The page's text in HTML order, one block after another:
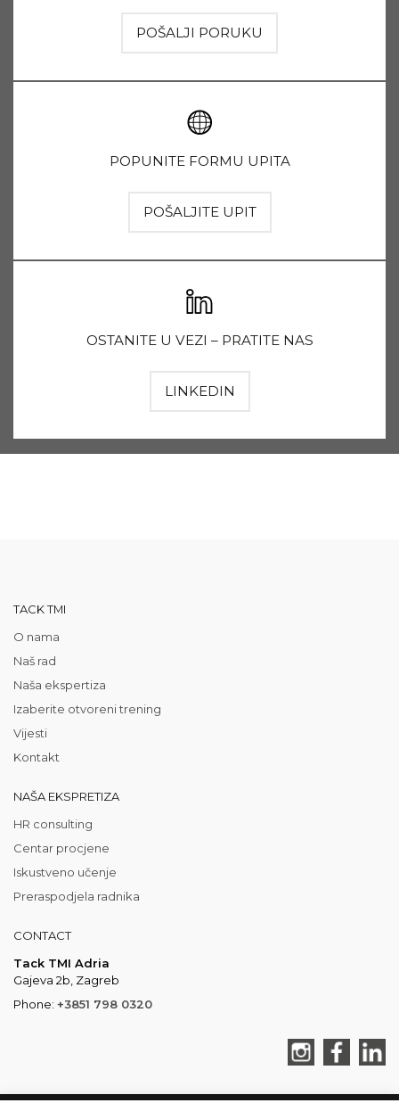
POŠALJI PORUKU
POPUNITE FORMU UPITA
POŠALJITE UPIT
OSTANITE U VEZI – PRATITE NAS
LINKEDIN
TACK TMI
O nama
Naš rad
Naša ekspertiza
Izaberite otvoreni trening
Vijesti
Kontakt
NAŠA EKSPRETIZA
HR consulting
Centar procjene
Iskustveno učenje
Preraspodjela radnika
CONTACT
Tack TMI Adria
Gajeva 2b, Zagreb
Phone: +3851 798 0320